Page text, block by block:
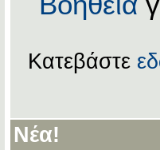
Κατεβάστε
Νέα!